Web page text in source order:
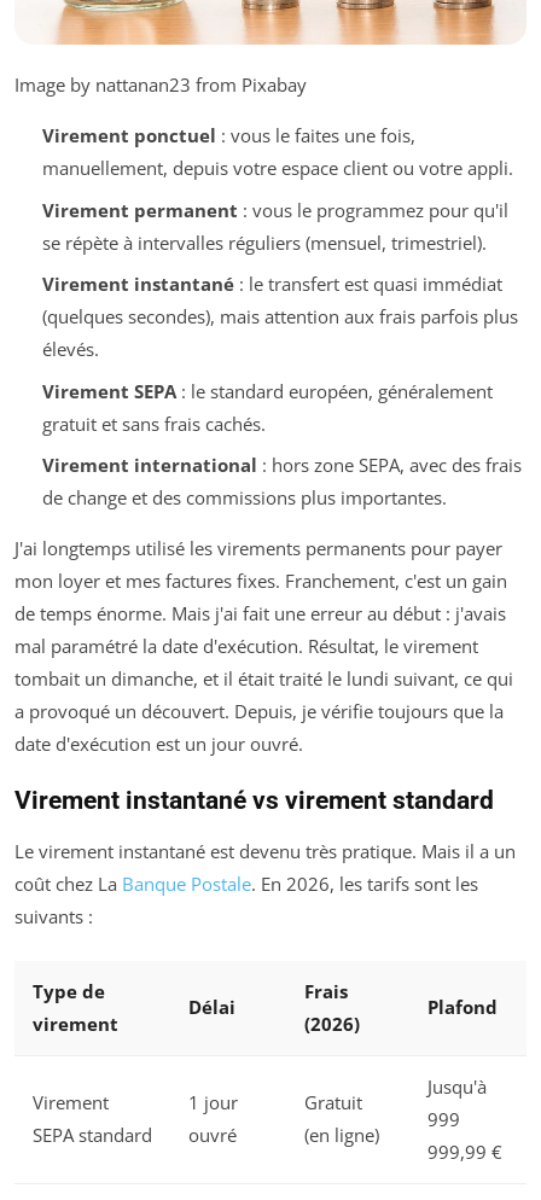
Image by nattanan23 from Pixabay
Virement ponctuel : vous le faites une fois,
manuellement, depuis votre espace client ou votre appli.
Virement permanent : vous le programmez pour qu'il
se répète à intervalles réguliers (mensuel, trimestriel).
Virement instantané: le transfert est quasi immédiat
(quelques secondes), mais attention aux frais parfois plus
élevés.
Virement SEPA: le standard européen, généralement
gratuit et sans frais cachés.
Virement international : hors zone SEPA, avec des frais
de change et des commissions plus importantes.
J'ai longtemps utilisé les virements permanents pour payer
mon loyer et mes factures fixes. Franchement, c'est un gain
de temps énorme. Mais j'ai fait une erreur au début : j'avais
mal paramétré la date d'exécution. Résultat, le virement
tombait un dimanche, et il était traité le lundi suivant, ce qui
a provoqué un découvert. Depuis, je vérifie toujours que la
date d'exécution est un jour ouvré.
Virement instantané vs virement standard
Le virement instantané est devenu très pratique. Mais il a un
coût chez La Banque Postale. En 2026, les tarifs sont les
suivants :
Type de
virement
Délai
Frais
(2026)
Plafond
Virement
SEPA standard
1 jour
ouvré
Gratuit
(en ligne)
Jusqu'à
999
999,99 €